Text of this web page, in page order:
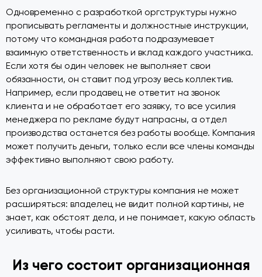
Одновременно с разработкой оргструктуры нужно
прописывать регламенты и должностные инструкции,
потому что командная работа подразумевает
взаимную ответственность и вклад каждого участника.
Если хотя бы один человек не выполняет свои
обязанности, он ставит под угрозу весь коллектив.
Например, если продавец не ответит на звонок
клиента и не обработает его заявку, то все усилия
менеджера по рекламе будут напрасны, а отдел
производства останется без работы вообще. Компания
может получить деньги, только если все члены команды
эффективно выполняют свою работу.
Без организационной структуры компания не может
расширяться: владелец не видит полной картины, не
знает, как обстоят дела, и не понимает, какую область
усиливать, чтобы расти.
Из чего состоит организационная